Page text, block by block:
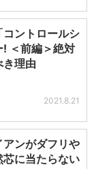
ントロールシ
! ＜前編＞絶対
き理由
2021.8.21
アンがダフリや
芯に当たらない